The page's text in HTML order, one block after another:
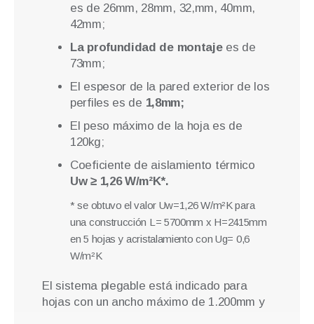
es de 26mm, 28mm, 32,mm, 40mm,
42mm;
La profundidad de montajees de
73mm;
El espesor de la pared exterior de los
perfiles es de 1,8mm;
El peso máximo de la hoja es de
120kg;
Coeficiente de aislamiento térmico
Uw ≥ 1,26 W/m²K*.
* se obtuvo el valor Uw=1,26 W/m²K para
una construcción L= 5700mm x H=2415mm
en 5 hojas y acristalamiento con Ug= 0,6
W/m²K
El sistema plegable está indicado para
hojas con un ancho máximo de 1.200mm y